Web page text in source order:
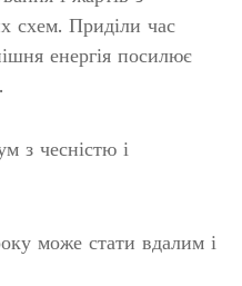
схем. Приділи час
енергія посилює
з чесністю і
може стати вдалим і